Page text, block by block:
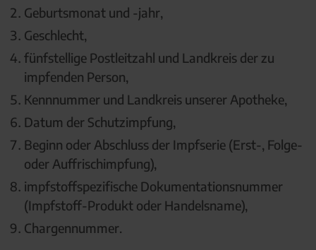
Geburtsmonat und -jahr,
Geschlecht,
fünfstellige Postleitzahl und Landkreis der zu
impfenden Person,
Kennnummer und Landkreis unserer Apotheke,
Datum der Schutzimpfung,
Beginn oder Abschluss der Impfserie (Erst-, Folge-
oder Auffrischimpfung),
impfstoffspezifische Dokumentationsnummer
(Impfstoff-Produkt oder Handelsname),
Chargennummer.